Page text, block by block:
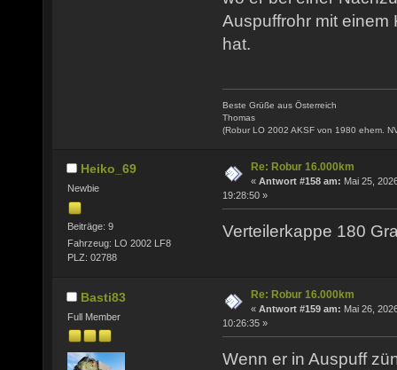
Auspuffrohr mit
hat.
Beste Grüße aus Österreich
Thomas
(Robur LO 2002 AKSF von 1980 ehem.
Heiko_69
Newbie
Beiträge: 9
Fahrzeug: LO 2002 LF8
PLZ: 02788
Re: Robur 16.000km
« Antwort #158 am: Mai 25,
19:28:50 »
Verteilerkappe 180
Basti83
Full Member
Re: Robur 16.000km
« Antwort #159 am: Mai 26,
10:26:35 »
Wenn er in Auspuff